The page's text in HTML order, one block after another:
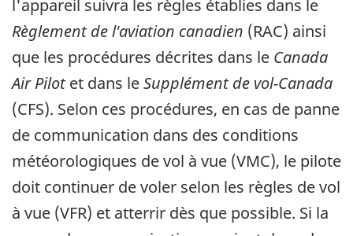
l'appareil suivra les règles établies dans le
Règlement de l'aviation canadien (RAC) ainsi
que les procédures décrites dans le Canada
Air Pilotet dans leSupplément de vol-Canada
(CFS). Selon ces procédures, en cas de panne
de communication dans des conditions
météorologiques de vol à vue (VMC), le pilote
doit continuer de voler selon les règles de vol
à vue (VFR) et atterrir dès que possible. Si la